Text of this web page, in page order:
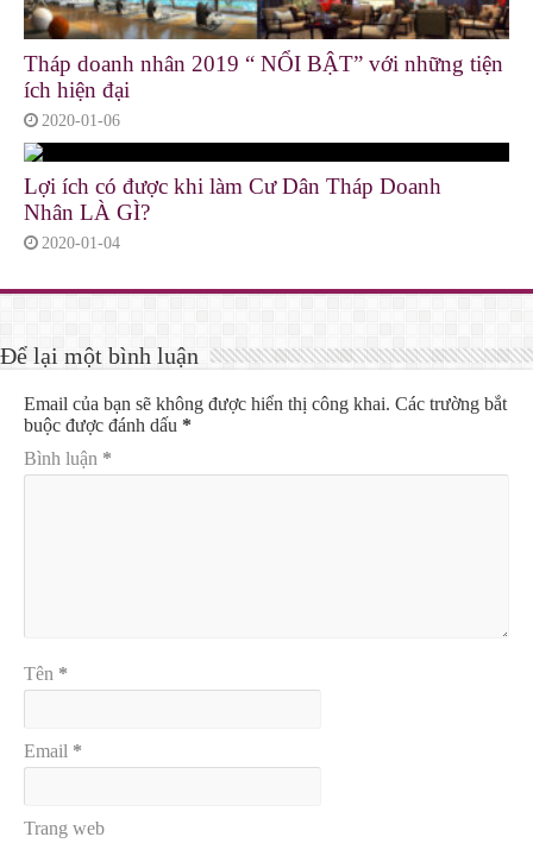
Tháp doanh nhân 2019 “ NỔI BẬT” với những tiện
ích hiện đại
2020-01-06
Lợi ích có được khi làm Cư Dân Tháp Doanh
Nhân LÀ GÌ?
2020-01-04
Để lại một bình luận
Email của bạn sẽ không được hiển thị công khai. Các trường bắt
buộc được đánh dấu *
Bình luận *
Tên *
Email *
Trang web